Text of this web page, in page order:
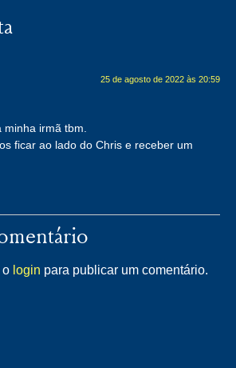
25 de agosto de 2022 às 20:59
irmã tbm.
ficar ao lado do Chris e receber um
o login para publicar um comentário.